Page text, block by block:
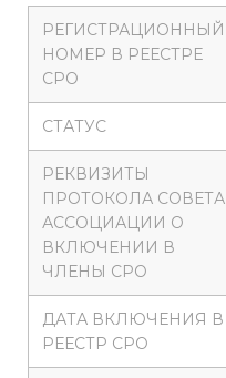
РЕГИСТРАЦИОННЫЙ
НОМЕР В РЕЕСТРЕ
СРО
СТАТУС
РЕКВИЗИТЫ
ПРОТОКОЛА СОВЕТА
АССОЦИАЦИИ О
ВКЛЮЧЕНИИ В
ЧЛЕНЫ СРО
ДАТА ВКЛЮЧЕНИЯ В
РЕЕСТР СРО